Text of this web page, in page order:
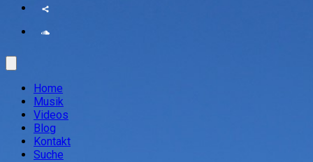
Home
Musik
Videos
Blog
Kontakt
Suche